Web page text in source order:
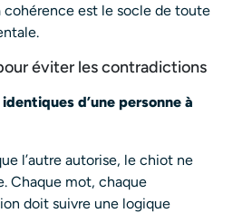
cohérence est le socle de toute
éviter les contradictions
d’une personne à
l’autre autorise, le chiot ne
Chaque mot, chaque
doit suivre une logique